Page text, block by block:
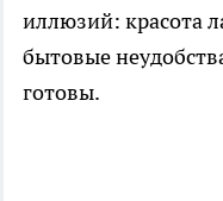
иллюзий: красота
бытовые
готовы.